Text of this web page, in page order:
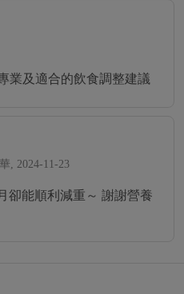
業及適合的飲食調整建議
, 2024-11-23
卻能順利減重～ 謝謝營養